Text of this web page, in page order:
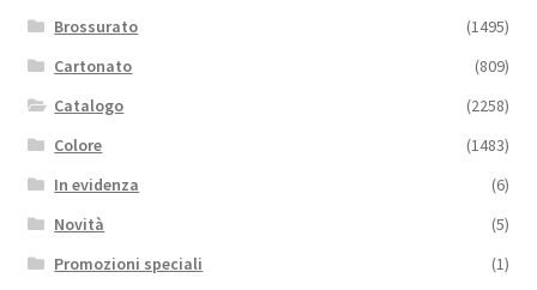
Brossurato
(1495)
Cartonato
(809)
Catalogo
(2258)
Colore
(1483)
In evidenza
(6)
Novità
(5)
Promozioni speciali
(1)